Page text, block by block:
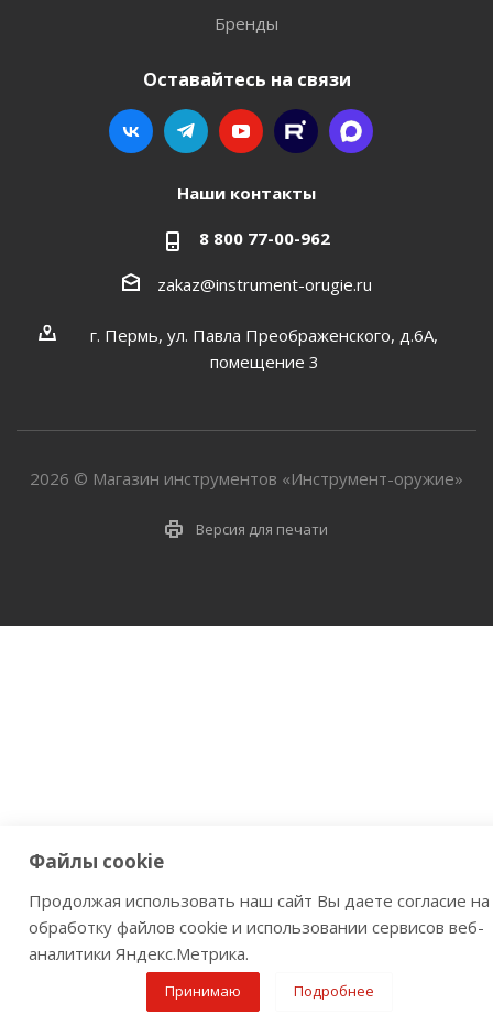
Бренды
Оставайтесь на связи
Наши контакты
8 800 77-00-962
zakaz@instrument-orugie.ru
г. Пермь, ул. Павла Преображенского, д.6А,
помещение 3
2026 © Магазин инструментов «Инструмент-оружие»
Версия для печати
Файлы cookie
Продолжая использовать наш сайт Вы даете согласие на
обработку файлов cookie и использовании сервисов веб-
аналитики Яндекс.Метрика.
Принимаю Подробнее